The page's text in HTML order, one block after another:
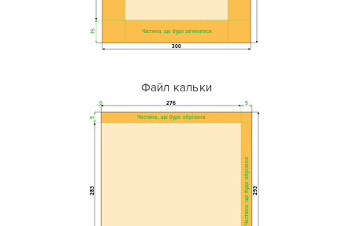
300
15 Частина, що буде загинатися
Файл кальки
293
5
283 Частина, що буде обрізана
0 5
276
Частина, що буде обрізана